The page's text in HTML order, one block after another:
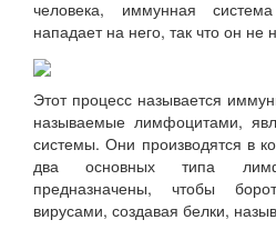
человека, иммунная
нападает на него, так что он не
Этот процесс называется
называемые лимфоцитами,
системы. Они производятся в
два основных типа
предназначены, чтобы
вирусами, создавая белки,